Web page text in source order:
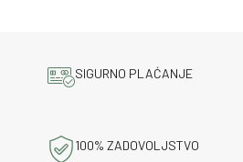
SIGURNO PLAĆANJE
100% ZADOVOLJSTVO